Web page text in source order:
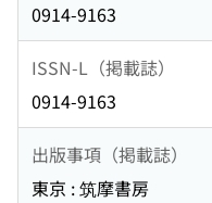
0914-9163
ISSN-L（掲載誌）
0914-9163
出版事項（掲載誌）
東京 : 筑摩書房